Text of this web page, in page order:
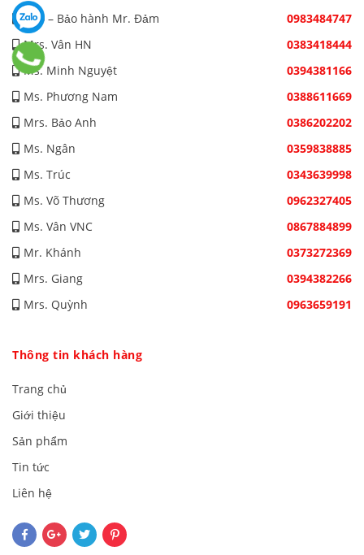
Kho – Bảo hành Mr. Đảm
0983484747
Mrs. Vân HN
0383418444
Ms. Minh Nguyệt
0394381166
Ms. Phương Nam
0388611669
Mrs. Bảo Anh
0386202202
Ms. Ngân
0359838885
Ms. Trúc
0343639998
Ms. Võ Thương
0962327405
Ms. Vân VNC
0867884899
Mr. Khánh
0373272369
Mrs. Giang
0394382266
Mrs. Quỳnh
0963659191
Thông tin khách hàng
Trang chủ
Giới thiệu
Sản phẩm
Tin tức
Liên hệ